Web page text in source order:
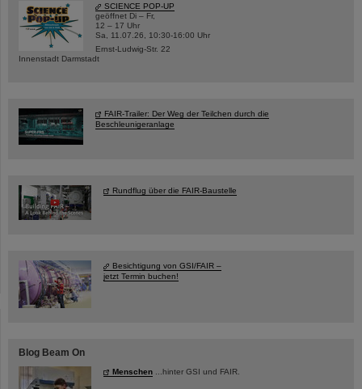
SCIENCE POP-UP
geöffnet Di – Fr,
12 – 17 Uhr
Sa, 11.07.26, 10:30-16:00 Uhr
Ernst-Ludwig-Str. 22
Innenstadt Darmstadt
FAIR-Trailer: Der Weg der Teilchen durch die
Beschleunigeranlage
Rundflug über die FAIR-Baustelle
Besichtigung von GSI/FAIR –
jetzt Termin buchen!
Blog Beam On
Menschen ...hinter GSI und FAIR.